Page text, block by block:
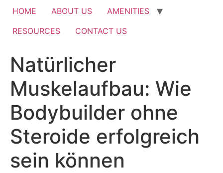
HOME ABOUT US
AMENITIES
RESOURCES
CONTACT US
Natürlicher
Muskelaufbau: Wie
Bodybuilder ohne
Steroide erfolgreich
sein können